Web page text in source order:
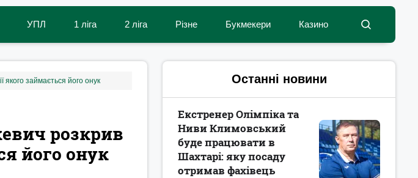
УПЛ 1 ліга 2 ліга Різне Букмекери Казино
якого займається його онук
розкрив
його онук
Останні новини
Екстренер Олімпіка та
Ниви Климовський
буде працювати в
Шахтарі: яку посаду
отримав фахівець